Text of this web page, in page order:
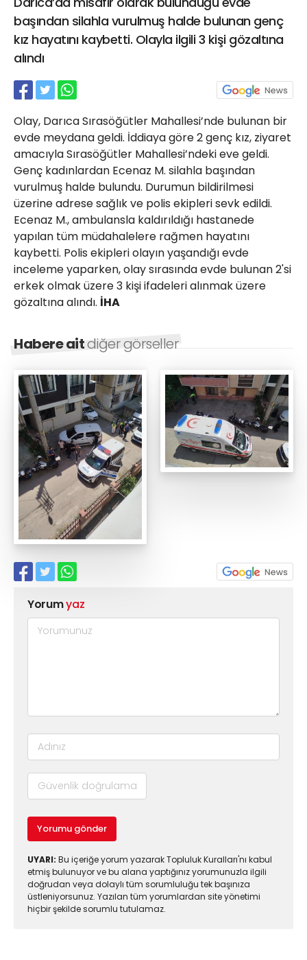
başından silahla vurulmuş halde bulunan genç
kız hayatını kaybetti. Olayla ilgili 3 kişi gözaltına
alındı
Olay, Darıca Sırasöğütler Mahallesi’nde bulunan bir
evde meydana geldi. İddiaya göre 2 genç kız, ziyaret
amacıyla Sırasöğütler Mahallesi’ndeki eve geldi.
Genç kadınlardan Ecenaz M. silahla başından
vurulmuş halde bulundu. Durumun bildirilmesi
üzerine adrese sağlık ve polis ekipleri sevk edildi.
Ecenaz M., ambulansla kaldırıldığı hastanede
yapılan tüm müdahalelere rağmen hayatını
kaybetti. Polis ekipleri olayın yaşandığı evde
inceleme yaparken, olay sırasında evde bulunan 2'si
erkek olmak üzere 3 kişi ifadeleri alınmak üzere
gözaltına alındı. İHA
Habere aitdiğer görseller
Yorumyaz
Yorumu gönder
UYARI: Bu içeriğe yorum yazarak Topluluk Kuralları'nı kabul
etmiş bulunuyor ve bu alana yaptığınız yorumunuzla ilgili
doğrudan veya dolaylı tüm sorumluluğu tek başınıza
üstleniyorsunuz. Yazılan tüm yorumlardan site yönetimi
hiçbir şekilde sorumlu tutulamaz.
21 Gölcük
02624132333